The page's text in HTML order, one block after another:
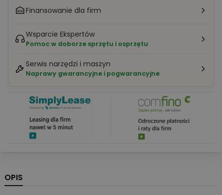
Finansowanie dla firm
Wsparcie Ekspertów
Pomoc w doborze sprzętu i osprzętu
Serwis narzędzi i maszyn
Naprawy gwarancyjne i pogwarancyjne
OPIS